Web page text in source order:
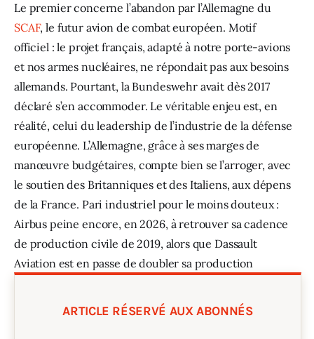
Le premier concerne l’abandon par l’Allemagne du
SCAF, le futur avion de combat européen. Motif
officiel : le projet français, adapté à notre porte-avions
et nos armes nucléaires, ne répondait pas aux besoins
allemands. Pourtant, la Bundeswehr avait dès 2017
déclaré s’en accommoder. Le véritable enjeu est, en
réalité, celui du leadership de l’industrie de la défense
européenne. L’Allemagne, grâce à ses marges de
manœuvre budgétaires, compte bien se l’arroger, avec
le soutien des Britanniques et des Italiens, aux dépens
de la France. Pari industriel pour le moins douteux :
Airbus peine encore, en 2026, à retrouver sa cadence
de production civile de 2019, alors que Dassault
Aviation est en passe de doubler sa production
ARTICLE RÉSERVÉ AUX ABONNÉS